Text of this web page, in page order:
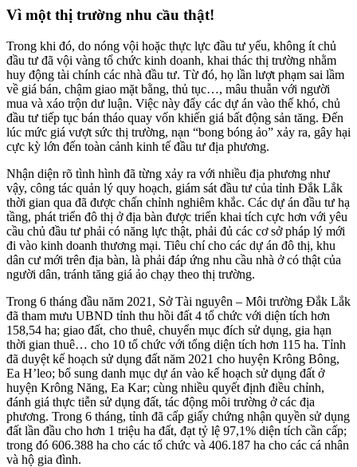
Vì một thị trường nhu cầu thật!
Trong khi đó, do nóng vội hoặc thực lực đầu tư yếu, không ít chủ
đầu tư đã vội vàng tổ chức kinh doanh, khai thác thị trường nhằm
huy động tài chính các nhà đầu tư. Từ đó, họ lần lượt phạm sai lầm
về giá bán, chậm giao mặt bằng, thủ tục…, mâu thuẫn với người
mua và xáo trộn dư luận. Việc này đẩy các dự án vào thế khó, chủ
đầu tư tiếp tục bán tháo quay vốn khiến giá bất động sản tăng. Đến
lúc mức giá vượt sức thị trường, nạn “bong bóng ảo” xảy ra, gây hại
cực kỳ lớn đến toàn cảnh kinh tế đầu tư địa phương.
Nhận diện rõ tình hình đã từng xảy ra với nhiều địa phương như
vậy, công tác quản lý quy hoạch, giám sát đầu tư của tỉnh Đắk Lắk
thời gian qua đã được chấn chỉnh nghiêm khắc. Các dự án đầu tư hạ
tầng, phát triển đô thị ở địa bàn được triển khai tích cực hơn với yêu
cầu chủ đầu tư phải có năng lực thật, phải đủ các cơ sở pháp lý mới
đi vào kinh doanh thương mại. Tiêu chí cho các dự án đô thị, khu
dân cư mới trên địa bàn, là phải đáp ứng nhu cầu nhà ở có thật của
người dân, tránh tăng giá ảo chạy theo thị trường.
Trong 6 tháng đầu năm 2021, Sở Tài nguyên – Môi trường Đắk Lắk
đã tham mưu UBND tỉnh thu hồi đất 4 tổ chức với diện tích hơn
158,54 ha; giao đất, cho thuê, chuyển mục đích sử dụng, gia hạn
thời gian thuê… cho 10 tổ chức với tổng diện tích hơn 115 ha. Tỉnh
đã duyệt kế hoạch sử dụng đất năm 2021 cho huyện Krông Bông,
Ea H’leo; bổ sung danh mục dự án vào kế hoạch sử dụng đất ở
huyện Krông Năng, Ea Kar; cùng nhiều quyết định điều chỉnh,
đánh giá thực tiễn sử dụng đất, tác động môi trường ở các địa
phương. Trong 6 tháng, tỉnh đã cấp giấy chứng nhận quyền sử dụng
đất lần đầu cho hơn 1 triệu ha đất, đạt tỷ lệ 97,1% diện tích cần cấp;
trong đó 606.388 ha cho các tổ chức và 406.187 ha cho các cá nhân
và hộ gia đình.